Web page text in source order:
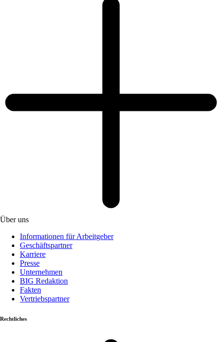
Über uns
Informationen für Arbeitgeber
Geschäftspartner
Karriere
Presse
Unternehmen
BIG Redaktion
Fakten
Vertriebspartner
Rechtliches